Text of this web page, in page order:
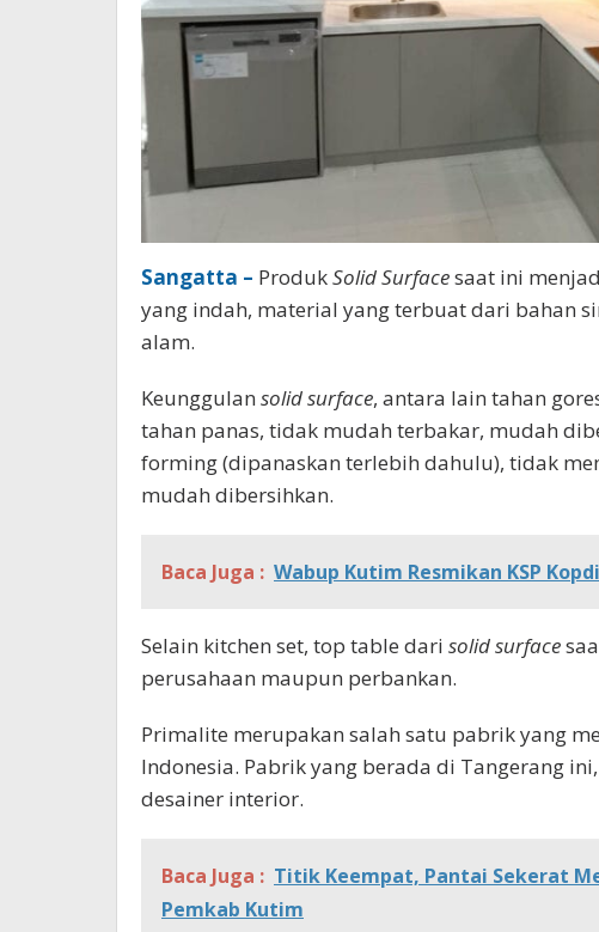
Sangatta – ProdukSolid Surfacesaat ini
yang indah, material yang terbuat dari bahan
alam.
Keunggulan solid surface, antara lain tahan
tahan panas, tidak mudah terbakar, mudah
forming (dipanaskan terlebih dahulu), tidak
mudah dibersihkan.
Baca Juga : Wabup Kutim Resmikan KSP
Selain kitchen set, top table dari solid surface
perusahaan maupun perbankan.
Primalite merupakan salah satu pabrik yang
Indonesia. Pabrik yang berada di Tangerang
desainer interior.
Baca Juga : Titik Keempat, Pantai Sekerat
Pemkab Kutim